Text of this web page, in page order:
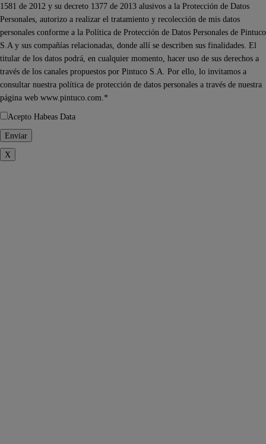
1581 de 2012 y su decreto 1377 de 2013 alusivos a la Protección de Datos
Personales, autorizo a realizar el tratamiento y recolección de mis datos
personales conforme a la Política de Protección de Datos Personales de Pintuco
S.A y sus compañías relacionadas, donde allí se describen sus finalidades. El
titular de los datos podrá, en cualquier momento, hacer uso de sus derechos a
través de los canales propuestos por Pintuco S.A. Por ello, lo invitamos a
consultar nuestra política de protección de datos personales a través de nuestra
página web www.pintuco.com.*
Acepto Habeas Data
X